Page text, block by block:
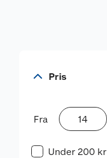
Pris
Fra
Under 200 kr